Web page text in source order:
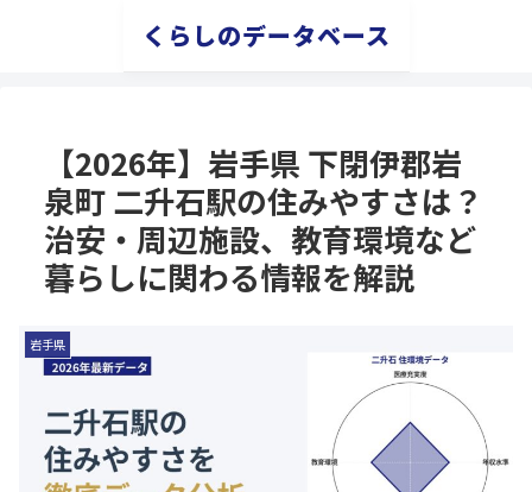
くらしのデータベース
【2026年】岩手県 下閉伊郡岩
泉町 二升石駅の住みやすさは？
治安・周辺施設、教育環境など
暮らしに関わる情報を解説
岩手県